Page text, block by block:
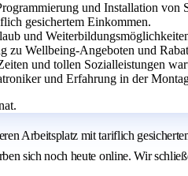
und Installation von
gesichertem Einkommen.
und
zu Wellbeing-Angeboten und
und tollen Sozialleistungen
und Erfahrung in der
Arbeitsplatz mit tariflich
sich noch heute online. Wir